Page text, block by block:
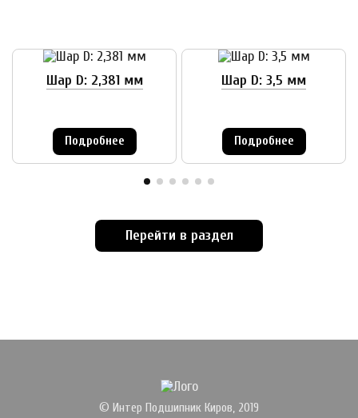
Шар D: 2,381 мм
Подробнее
Шар D: 3,5 мм
Подробнее
Перейти в раздел
© Интер Подшипник Киров, 2019